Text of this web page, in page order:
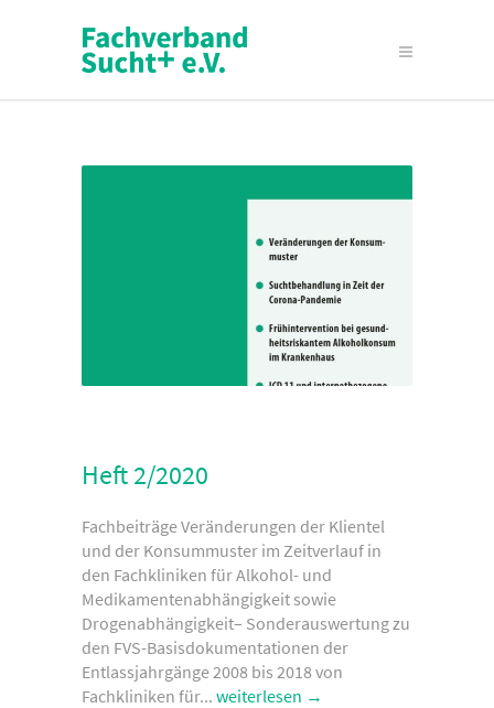
Heft 2/2020
Fachbeiträge Veränderungen der Klientel
und der Konsummuster im Zeitverlauf in
den Fachkliniken für Alkohol- und
Medikamentenabhängigkeit sowie
Drogenabhängigkeit– Sonderauswertung zu
den FVS-Basisdokumentationen der
Entlassjahrgänge 2008 bis 2018 von
Fachkliniken für... weiterlesen →